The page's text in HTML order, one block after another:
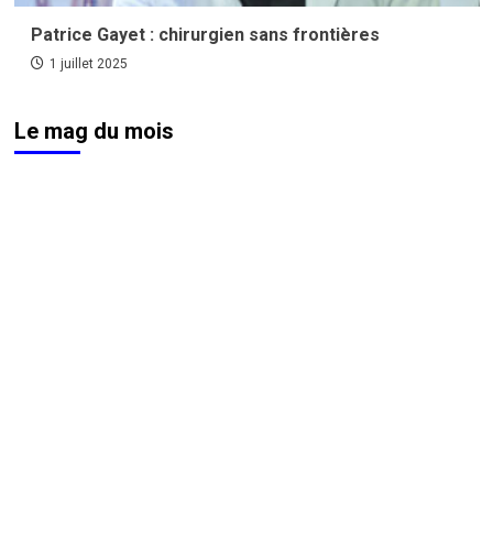
Patrice Gayet : chirurgien sans frontières
1 juillet 2025
Le mag du mois